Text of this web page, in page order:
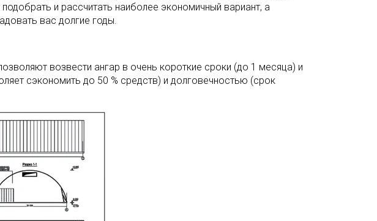
и рассчитать наиболее экономичный вариант, а
вас долгие годы.
возвести ангар в очень короткие сроки (до 1 месяца) и
сэкономить до 50 % средств) и долговечностью (срок